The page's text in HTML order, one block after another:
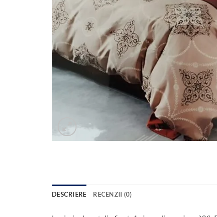
DESCRIERE RECENZII (0)